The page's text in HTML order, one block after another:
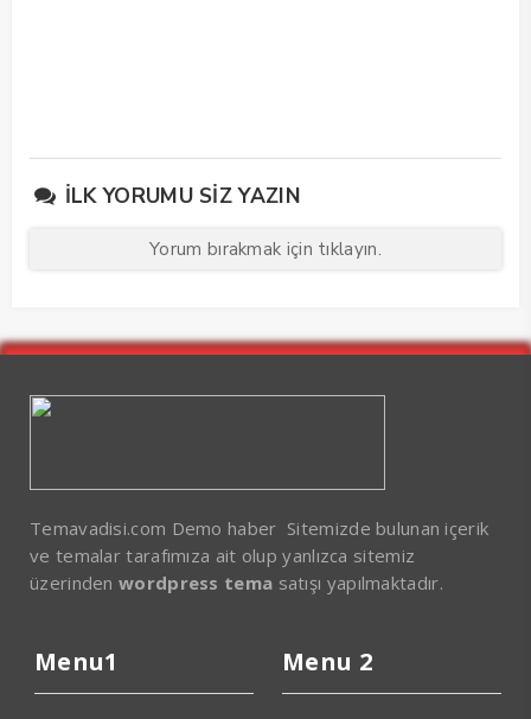
İLK YORUMU SIZ YAZIN
Yorum bırakmak için tıklayın.
Temavadisi.com Demo haber Sitemizde bulunan içerik
ve temalar tarafımıza ait olup yanlızca sitemiz
üzerinden wordpress tema satışı yapılmaktadır.
Menu1 Menu 2